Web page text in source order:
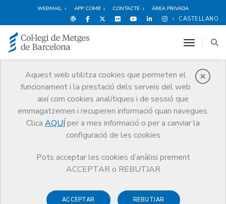
WEBMAIL APP COMB CONTACTE ÀREA PRIVADA
CASTELLANO
Aquest web utilitza cookies que permeten el
funcionament i la prestació dels serveis del web
així com cookies analítiques i de sessió que
emmagatzemen i recuperen informació quan navegues.
Clica AQUÍ per a mes informació o per a canviar la
configuració de les cookies
Pots acceptar les cookies d’anàlisi prement
ACCEPTAR o REBUTJAR
ACCEPTAR REBUTJAR
toggle
Premis
Premis Guardonat Edició 2014
Guardonat Edició 2014